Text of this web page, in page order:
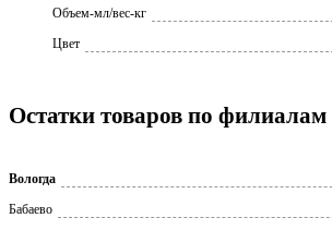
Объем-мл/вес-кг
Цвет
Остатки товаров по филиалам
Вологда
Бабаево